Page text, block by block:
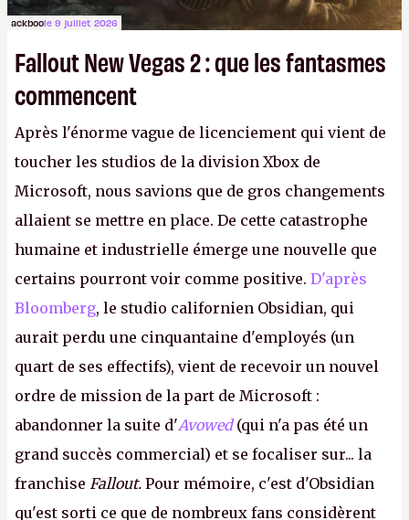
ackboole 9 juillet 2026
Fallout New Vegas 2 : que les fantasmes
commencent
Après l'énorme vague de licenciement qui vient de
toucher les studios de la division Xbox de
Microsoft, nous savions que de gros changements
allaient se mettre en place. De cette catastrophe
humaine et industrielle émerge une nouvelle que
certains pourront voir comme positive. D'après
Bloomberg, le studio californien Obsidian, qui
aurait perdu une cinquantaine d'employés (un
quart de ses effectifs), vient de recevoir un nouvel
ordre de mission de la part de Microsoft :
abandonner la suite d'Avowed(qui n'a pas été un
grand succès commercial) et se focaliser sur... la
franchise Fallout. Pour mémoire, c'est d'Obsidian
qu'est sorti ce que de nombreux fans considèrent